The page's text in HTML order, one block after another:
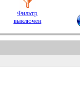
Фильтр
выключен